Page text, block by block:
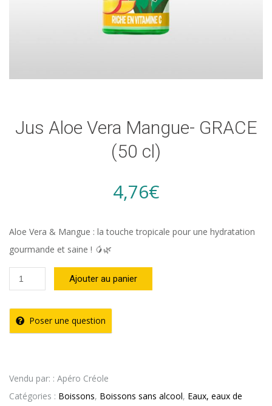
Jus Aloe Vera Mangue- GRACE
(50 cl)
4,76€
Aloe Vera & Mangue : la touche tropicale pour une hydratation
gourmande et saine ! 🥭🌿
quantité
de
Jus
Aloe
GRACE
(50
Ajouter au panier
Poser une question
Vendu par: : Apéro Créole
Catégories : Boissons, Boissons sans alcool, Eaux, eaux de